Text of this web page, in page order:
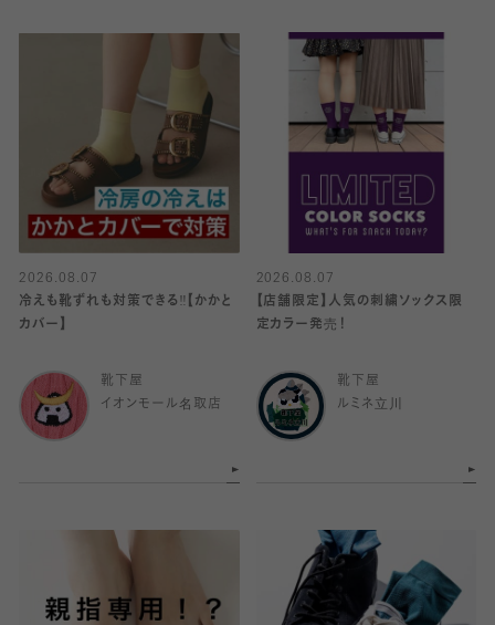
2026.08.07
冷えも靴ずれも対策できる‼️【かかと
カバー】
靴下屋
イオンモール名取店
2026.08.07
【店舗限定】人気の刺繍ソックス限
定カラー発売！
靴下屋
ルミネ立川